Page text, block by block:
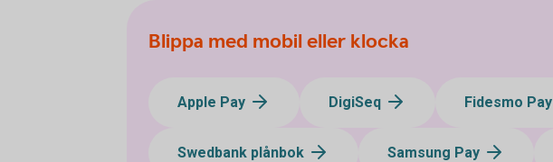
Blippa med mobil eller klocka
Apple Pay DigiSeq Fidesmo Pay
Swedbank plånbok Samsung Pay